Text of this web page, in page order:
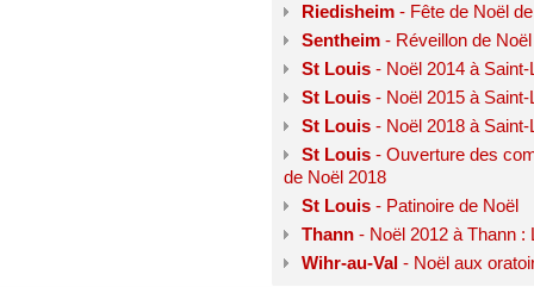
Riedisheim - Fête de Noël
Sentheim - Réveillon de Noël
St Louis - Noël 2014 à
St Louis - Noël 2015 à
St Louis - Noël 2018 à
St Louis - Ouverture des
de Noël 2018
St Louis - Patinoire de Noël
Thann - Noël 2012 à Thann :
Wihr-au-Val - Noël aux